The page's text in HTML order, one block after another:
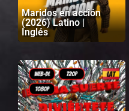
Maridos en acción
(2026) Latino |
Inglés